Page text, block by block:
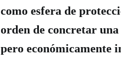
como esfera de
orden de concretar
pero económicamente